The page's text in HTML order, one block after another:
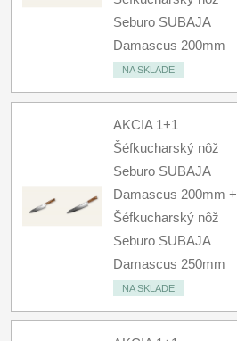
Seburo SUBAJA
Damascus 200mm
NA SKLADE
AKCIA 1+1
Šéfkucharský nôž
Seburo SUBAJA
Damascus 200mm +
Šéfkucharský nôž
Seburo SUBAJA
Damascus 250mm
NA SKLADE